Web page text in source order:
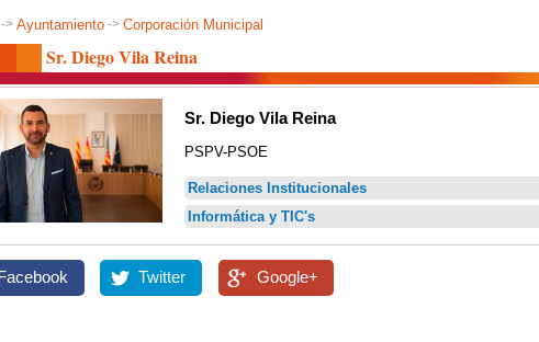
-> Ayuntamiento -> Corporación Municipal
Sr. Diego Vila Reina
Sr. Diego Vila Reina
PSPV-PSOE
Relaciones Institucionales
Informática y TIC's
Facebook Twitter Google+